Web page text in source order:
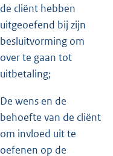
de cliënt hebben
uitgeoefend bij zijn
besluitvorming om
over te gaan tot
uitbetaling;
De wens en de
behoefte van de cliënt
om invloed uit te
oefenen op de